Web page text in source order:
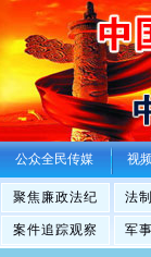
公众全民传媒 视
聚焦廉政法纪 法
案件追踪观察 军